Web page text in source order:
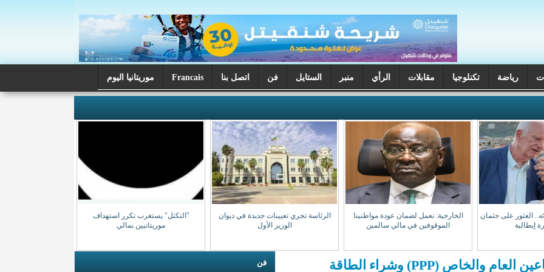
رياضة تكنلوجيا مقابلات الرأي منبر الستايل فن اتصل بنا Francais موريتانيا اليوم
العثور على جثمان
إيطالية
الخارجية: نعمل لضمان عودة مواطنينا
الموقوفين في مالي سالمين
الرئاسة تجري تعيينات جديدة في ديوان
الوزير الأول
"التكتل" يستغرب تكرر استهداف
موريتانيين بمالي
فن
أكوا توقّع اتفاقيتي الشراكة بين القطاعين العام والخاص (PPP) وشراء الطاقة